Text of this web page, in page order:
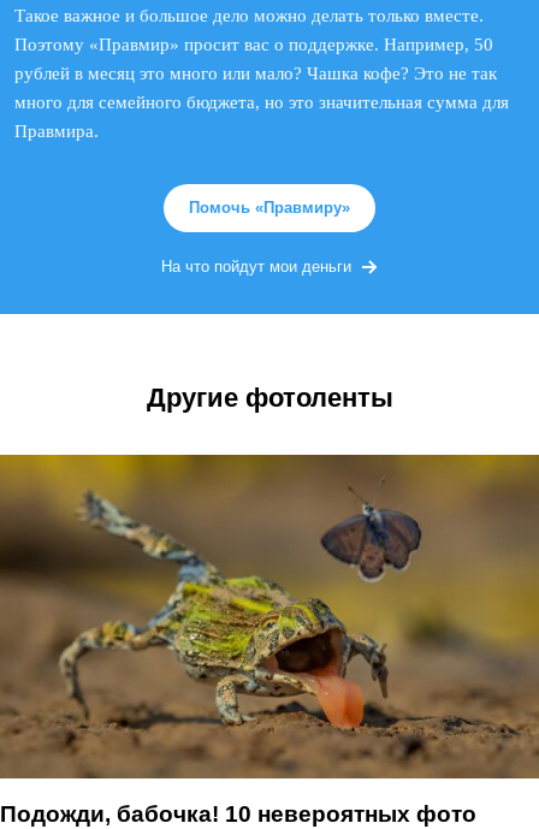
Такое важное и большое дело можно делать только вместе.
Поэтому «Правмир» просит вас о поддержке. Например, 50
рублей в месяц это много или мало? Чашка кофе? Это не так
много для семейного бюджета, но это значительная сумма для
Правмира.
Помочь «Правмиру»
На что пойдут мои деньги
Другие фотоленты
Подожди, бабочка! 10 невероятных фото